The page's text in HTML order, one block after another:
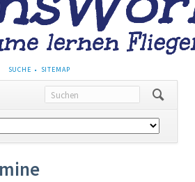
NAVIGATION
ÜBERSPRINGEN
SUCHE SITEMAP